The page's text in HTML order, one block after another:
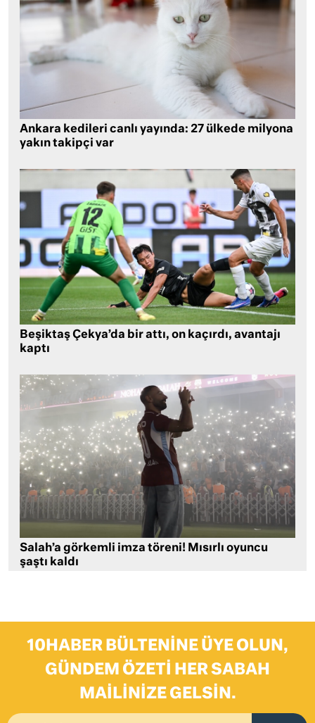
Ankara kedileri canlı yayında: 27 ülkede milyona
yakın takipçi var
Beşiktaş Çekya’da bir attı, on kaçırdı, avantajı
kaptı
Salah’a görkemli imza töreni! Mısırlı oyuncu
şaştı kaldı
10HABER BÜLTENINE ÜYE OLUN,
GÜNDEM ÖZETI HER SABAH
MAILINIZE GELSIN.